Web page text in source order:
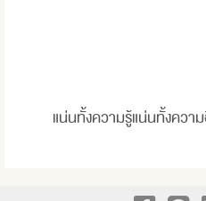
แน่นทั้งความรู้แน่นทั้งควา